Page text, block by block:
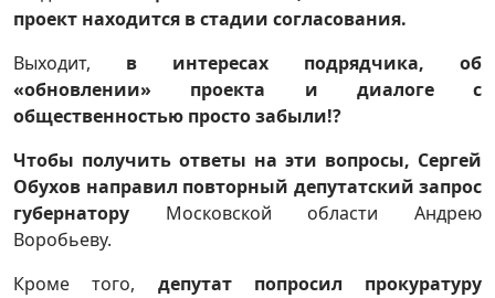
проект находится в стадии согласования.
Выходит, в интересах подрядчика, об
«обновлении» проекта и диалоге с
общественностью просто забыли!?
Чтобы получить ответы на эти вопросы, Сергей
Обухов направил повторный депутатский запрос
губернатору Московской области Андрею
Воробьеву.
Кроме того, депутат попросил прокуратуру